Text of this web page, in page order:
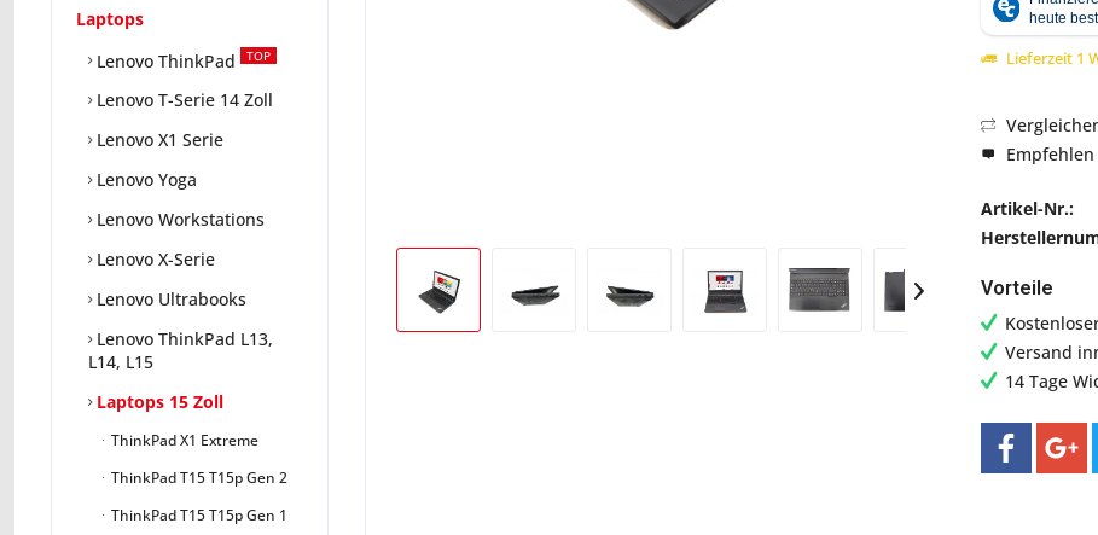
Laptops
Lenovo ThinkPad
TOP
Lenovo T-Serie 14 Zoll
Lenovo X1 Serie
Lenovo Yoga
Lenovo Workstations
Lenovo X-Serie
Lenovo Ultrabooks
Lenovo ThinkPad L13,
L14, L15
Laptops 15 Zoll
ThinkPad X1 Extreme
ThinkPad T15 T15p Gen 2
ThinkPad T15 T15p Gen 1
Abbildung ähnlich
Lieferzeit 1
Empfehlen
Artikel-Nr.:
Vorteile
Versand
14 Tage